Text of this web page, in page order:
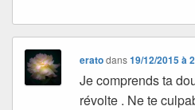
eratodans19/12/2015 à
Je comprends ta
révolte . Ne te